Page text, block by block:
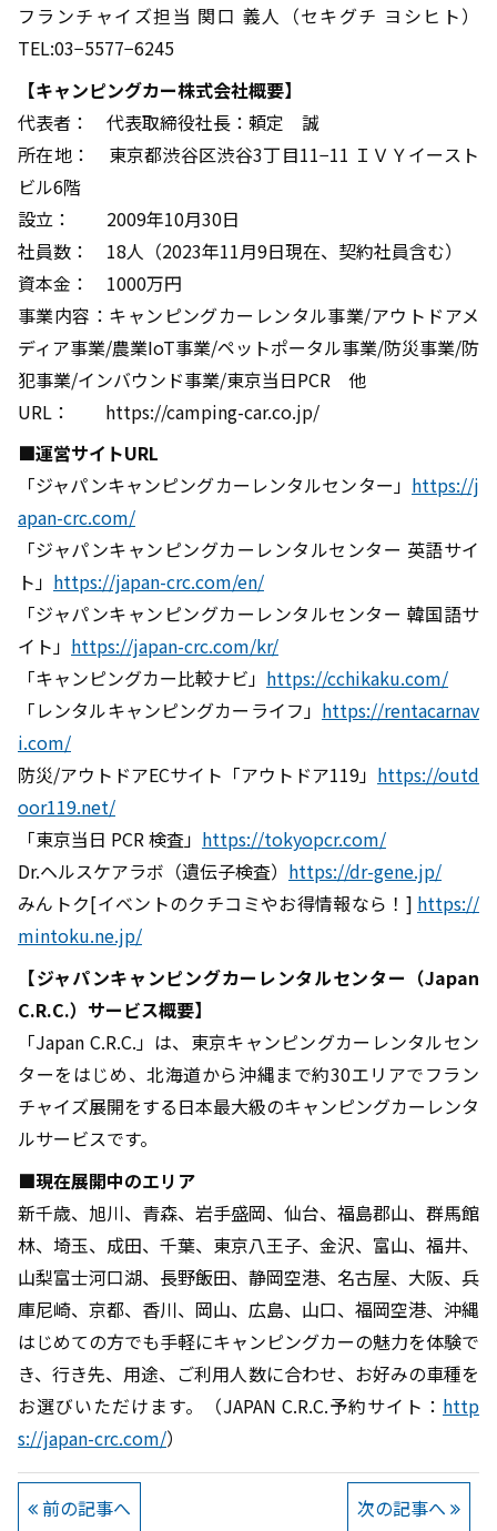
フランチャイズ担当 関口 義人（セキグチ ヨシヒト）
TEL:03−5577−6245
【キャンピングカー株式会社概要】
代表者： 代表取締役社長：頼定 誠
所在地： 東京都渋谷区渋谷3丁目11−11 ＩＶＹイースト
ビル6階
設立： 2009年10月30日
社員数： 18人（2023年11月9日現在、契約社員含む）
資本金： 1000万円
事業内容：キャンピングカーレンタル事業/アウトドアメ
ディア事業/農業IoT事業/ペットポータル事業/防災事業/防
犯事業/インバウンド事業/東京当日PCR 他
URL： https://camping-car.co.jp/
■運営サイトURL
「ジャパンキャンピングカーレンタルセンター」 https://j
apan-crc.com/
「ジャパンキャンピングカーレンタルセンター 英語サイ
ト」 https://japan-crc.com/en/
「ジャパンキャンピングカーレンタルセンター 韓国語サ
イト」 https://japan-crc.com/kr/
「キャンピングカー比較ナビ」 https://cchikaku.com/
「レンタルキャンピングカーライフ」 https://rentacarnav
i.com/
防災/アウトドアECサイト「アウトドア119」 https://outd
oor119.net/
「東京当日 PCR 検査」 https://tokyopcr.com/
Dr.ヘルスケアラボ（遺伝子検査） https://dr-gene.jp/
みんトク[イベントのクチコミやお得情報なら！] https://
mintoku.ne.jp/
【ジャパンキャンピングカーレンタルセンター（Japan
C.R.C.）サービス概要】
「Japan C.R.C.」は、東京キャンピングカーレンタルセン
ターをはじめ、北海道から沖縄まで約30エリアでフラン
チャイズ展開をする日本最大級のキャンピングカーレンタ
ルサービスです。
■現在展開中のエリア
新千歳、旭川、青森、岩手盛岡、仙台、福島郡山、群馬館
林、埼玉、成田、千葉、東京八王子、金沢、富山、福井、
山梨富士河口湖、長野飯田、静岡空港、名古屋、大阪、兵
庫尼崎、京都、香川、岡山、広島、山口、福岡空港、沖縄
はじめての方でも手軽にキャンピングカーの魅力を体験で
き、行き先、用途、ご利用人数に合わせ、お好みの車種を
お選びいただけます。（JAPAN C.R.C.予約サイト： http
s://japan-crc.com/）
前の記事へ 次の記事へ